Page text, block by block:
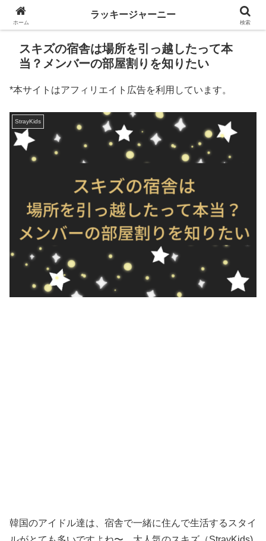
スキズの宿舎は場所を引っ越したって本
当？メンバーの部屋割りを知りたい
*本サイトはアフィリエイト広告を利用しています。
StrayKids
韓国のアイドル達は、宿舎で一緒に住んで生活するスタイ
ホーム
ラッキージャーニー
検索